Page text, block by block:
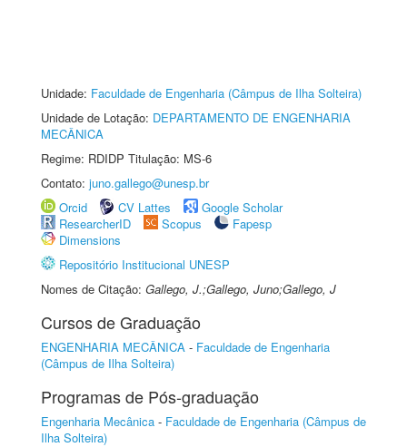
Unidade: Faculdade de Engenharia (Câmpus de Ilha Solteira)
Unidade de Lotação: DEPARTAMENTO DE ENGENHARIA
MECÂNICA
Regime: RDIDP Titulação: MS-6
Contato: juno.gallego@unesp.br
Orcid
CV Lattes
Google Scholar
ResearcherID
Scopus
Fapesp
Dimensions
Repositório Institucional UNESP
Nomes de Citação: Gallego, J.;Gallego, Juno;Gallego, J
Cursos de Graduação
ENGENHARIA MECÂNICA - Faculdade de Engenharia
(Câmpus de Ilha Solteira)
Programas de Pós-graduação
Engenharia Mecânica - Faculdade de Engenharia (Câmpus de
Ilha Solteira)